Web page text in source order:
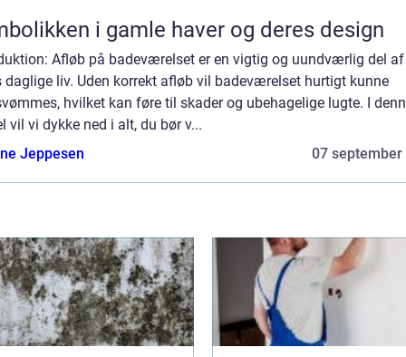
i gamle haver og deres design
Afløb på badeværelset er en vigtig og uundværlig del af
daglige liv. Uden korrekt afløb vil badeværelset hurtigt kunne
hvilket kan føre til skader og ubehagelige lugte. I
vil vi dykke ned i alt, du bør v...
Jeppesen
07 september